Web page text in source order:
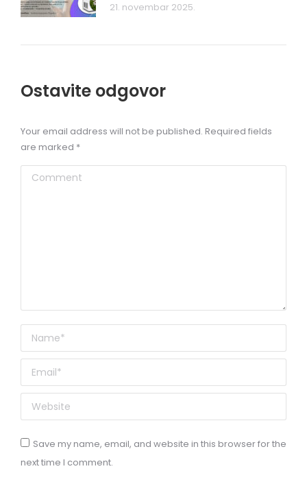
21. novembar 2025.
Ostavite odgovor
Your email address will not be published. Required fields
are marked *
Comment
Name *
Email *
Website
Save my name, email, and website in this browser for the
next time I comment.